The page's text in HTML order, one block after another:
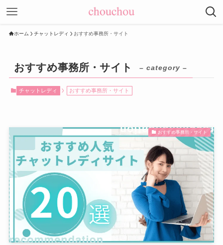
ホーム チャットレディ おすすめ事務所・サイト
おすすめ事務所・サイト – category –
チャットレディ おすすめ事務所・サイト
おすすめ事務所・サイト